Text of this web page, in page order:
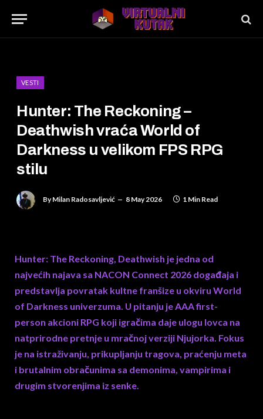
VESTI
Hunter: The Reckoning –
Deathwish vraća World of
Darkness u velikom FPS RPG
stilu
By Milan Radosavljević 8 May 2026 1 Min Read
Hunter: The Reckoning, Deathwish je jedna od
najvećih najava sa NACON Connect 2026 događaja i
predstavlja povratak kultne franšize u okviru World
of Darkness univerzuma. U pitanju je AAA first-
person akcioni RPG koji igračima daje ulogu lovca na
natprirodne pretnje u mračnoj verziji Njujorka. Fokus
je na istraživanju, prikupljanju tragova, praćenju meta
i brutalnim obračunima sa demonima, vampirima i
drugim stvorenjima iz senke.